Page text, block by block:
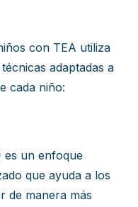
con TEA utiliza
adaptadas a
cada niño:
es un enfoque
que ayuda a los
de manera más